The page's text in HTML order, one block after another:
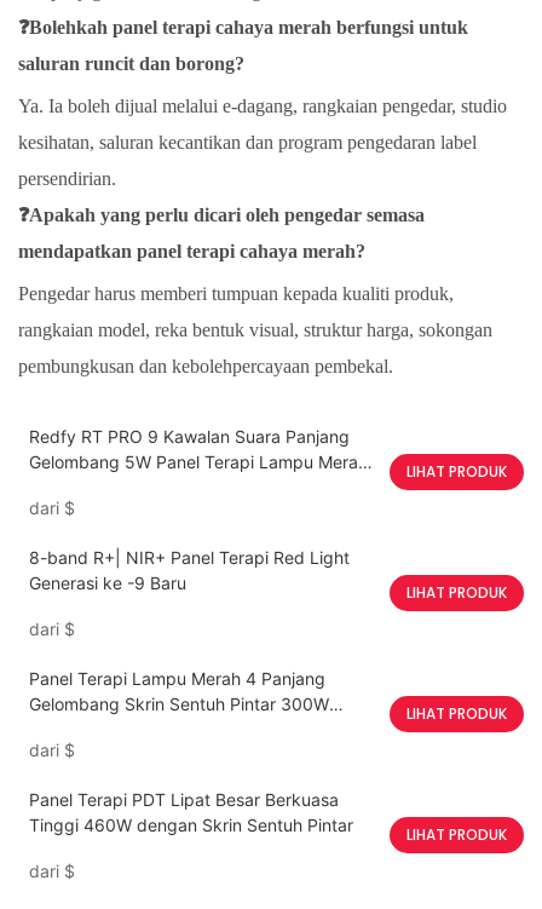
❓Bolehkah panel terapi cahaya merah berfungsi untuk
saluran runcit dan borong?
Ya. Ia boleh dijual melalui e-dagang, rangkaian pengedar, studio
kesihatan, saluran kecantikan dan program pengedaran label
persendirian.
❓Apakah yang perlu dicari oleh pengedar semasa
mendapatkan panel terapi cahaya merah?
Pengedar harus memberi tumpuan kepada kualiti produk,
rangkaian model, reka bentuk visual, struktur harga, sokongan
pembungkusan dan kebolehpercayaan pembekal.
Redfy RT PRO 9 Kawalan Suara Panjang
Gelombang 5W Panel Terapi Lampu Merah
dari $
LIHAT PRODUK
8-band R+| NIR+ Panel Terapi Red Light
Generasi ke -9 Baru
dari $
LIHAT PRODUK
Panel Terapi Lampu Merah 4 Panjang
Gelombang Skrin Sentuh Pintar 300W
dari $
LIHAT PRODUK
Panel Terapi PDT Lipat Besar Berkuasa
Tinggi 460W dengan Skrin Sentuh Pintar
dari $
LIHAT PRODUK